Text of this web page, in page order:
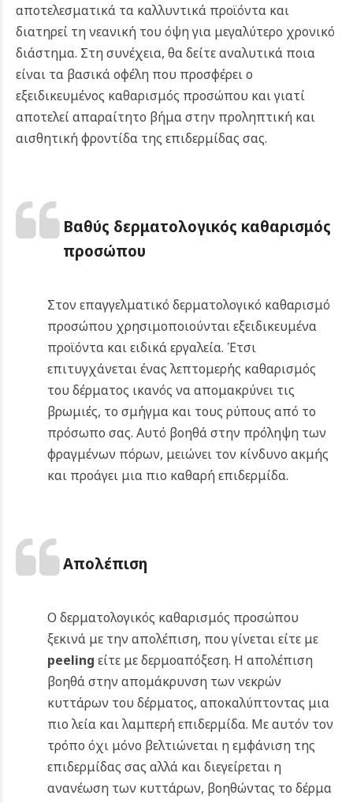
αποτελεσματικά τα καλλυντικά προϊόντα και
διατηρεί τη νεανική του όψη για μεγαλύτερο χρονικό
διάστημα. Στη συνέχεια, θα δείτε αναλυτικά ποια
είναι τα βασικά οφέλη που προσφέρει ο
εξειδικευμένος καθαρισμός προσώπου και γιατί
αποτελεί απαραίτητο βήμα στην προληπτική και
αισθητική φροντίδα της επιδερμίδας σας.
Βαθύς δερματολογικός καθαρισμός
προσώπου
Στον επαγγελματικό δερματολογικό καθαρισμό
προσώπου χρησιμοποιούνται εξειδικευμένα
προϊόντα και ειδικά εργαλεία. Έτσι
επιτυγχάνεται ένας λεπτομερής καθαρισμός
του δέρματος ικανός να απομακρύνει τις
βρωμιές, το σμήγμα και τους ρύπους από το
πρόσωπο σας. Αυτό βοηθά στην πρόληψη των
φραγμένων πόρων, μειώνει τον κίνδυνο ακμής
και προάγει μια πιο καθαρή επιδερμίδα.
Απολέπιση
Ο δερματολογικός καθαρισμός προσώπου
ξεκινά με την απολέπιση, που γίνεται είτε με
peeling είτε με δερμοαπόξεση. Η απολέπιση
βοηθά στην απομάκρυνση των νεκρών
κυττάρων του δέρματος, αποκαλύπτοντας μια
πιο λεία και λαμπερή επιδερμίδα. Με αυτόν τον
τρόπο όχι μόνο βελτιώνεται η εμφάνιση της
επιδερμίδας σας αλλά και διεγείρεται η
ανανέωση των κυττάρων, βοηθώντας το δέρμα